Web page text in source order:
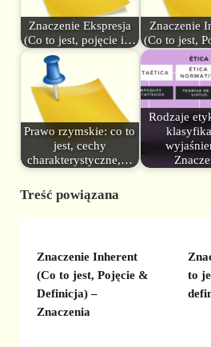
Znaczenie Ekspresja
(Co to jest, pojęcie i…
Znaczenie
(Co to jest,
Prawo rzymskie: co to
jest, cechy
charakterystyczne,…
Rodzaje
Treść powiązana
Znaczenie Inherent
(Co to jest, Pojęcie &
Definicja) –
Znaczenia
to